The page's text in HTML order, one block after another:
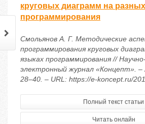
круговых диаграмм на
программирования
Смольянов А. Г. Методические
программирования круговых
языках программирования //
электронный журнал «Концепт».
28–40. – URL: https://e-koncept.ru/
Полный текст статьи
Читать онлайн